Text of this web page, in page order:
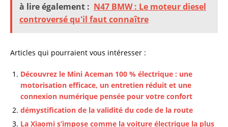
à lire également : N47 BMW : Le moteur diesel
controversé qu'il faut connaître
Articles qui pourraient vous intéresser :
Découvrez le Mini Aceman 100 % électrique : une
motorisation efficace, un entretien réduit et une
connexion numérique pensée pour votre confort
démystification de la validité du code de la route
La Xiaomi s’impose comme la voiture électrique la plus